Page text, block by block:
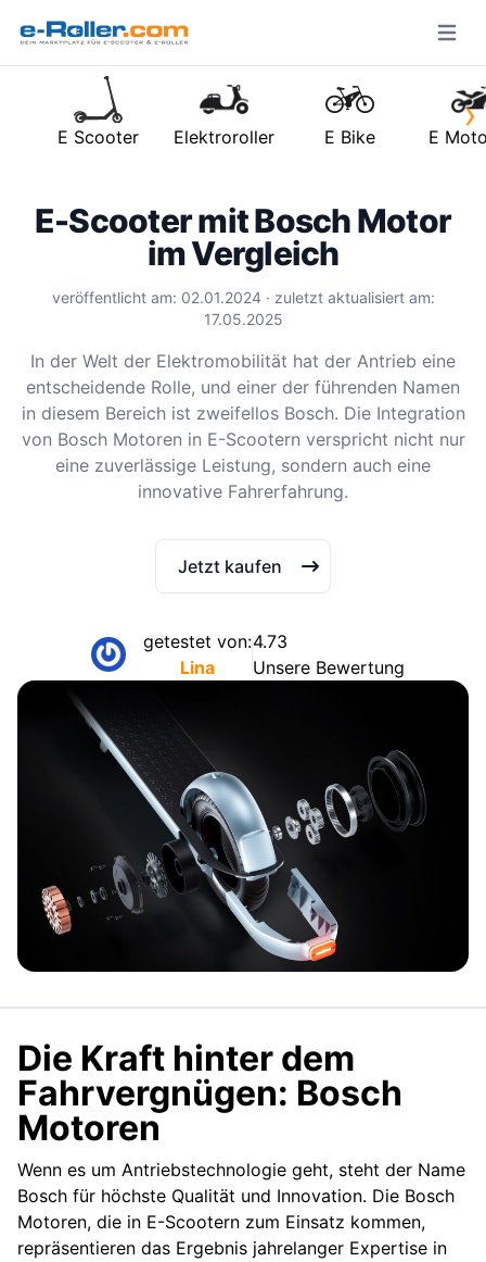
Open
›
E Scooter Elektroroller E Bike E
E-Scooter mit Bosch Motor
im Vergleich
veröffentlicht am: 02.01.2024 · zuletzt aktualisiert am:
17.05.2025
In der Welt der Elektromobilität hat der Antrieb eine
entscheidende Rolle, und einer der führenden Namen
in diesem Bereich ist zweifellos Bosch. Die Integration
von Bosch Motoren in E-Scootern verspricht nicht nur
eine zuverlässige Leistung, sondern auch eine
innovative Fahrerfahrung.
Jetzt kaufen
getestet von:
Lina
4.73
Unsere Bewertung
Die Kraft hinter dem
Fahrvergnügen: Bosch
Motoren
Wenn es um Antriebstechnologie geht, steht der Name
Bosch für höchste Qualität und Innovation. Die Bosch
Motoren, die in E-Scootern zum Einsatz kommen,
repräsentieren das Ergebnis jahrelanger Expertise in